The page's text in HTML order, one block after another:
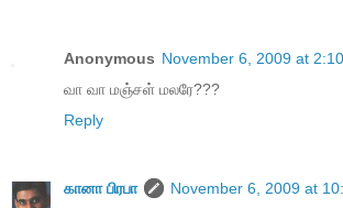
Anonymous November 6, 2009 at
வா வா மஞ்சள் மலரே???
Reply
கானா பிரபா
November 6, 2009 at